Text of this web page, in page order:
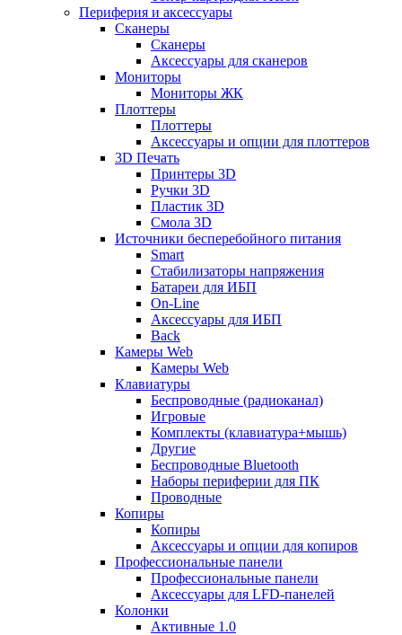
Периферия и аксессуары
Сканеры
Сканеры
Аксессуары для сканеров
Мониторы
Мониторы ЖК
Плоттеры
Плоттеры
Аксессуары и опции для плоттеров
3D Печать
Принтеры 3D
Ручки 3D
Пластик 3D
Смола 3D
Источники бесперебойного питания
Smart
Стабилизаторы напряжения
Батареи для ИБП
On-Line
Аксессуары для ИБП
Back
Камеры Web
Камеры Web
Клавиатуры
Беспроводные (радиоканал)
Игровые
Комплекты (клавиатура+мышь)
Другие
Беспроводные Bluetooth
Наборы периферии для ПК
Проводные
Копиры
Копиры
Аксессуары и опции для копиров
Профессиональные панели
Профессиональные панели
Аксессуары для LFD-панелей
Колонки
Активные 1.0